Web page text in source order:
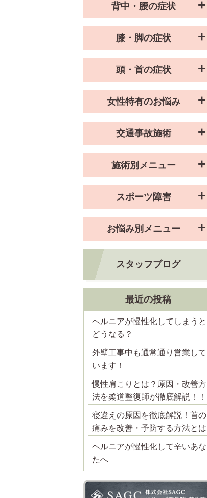
背中・腰の症状
膝・脚の症状
頭・首の症状
女性特有のお悩み
交通事故施術
施術別メニュー
スポーツ障害
お悩み別メニュー
スタッフブログ
最近の投稿
ヘルニアが慢性化してしまうと
どうなる？
外壁工事中も通常通り営業して
います！
慢性肩こりとは？原因・改善方
法を柔道整復師が徹底解説！！
寝違えの原因を徹底解説！首の
痛みを改善・予防する方法とは
ヘルニアが慢性化して辛いあな
たへ